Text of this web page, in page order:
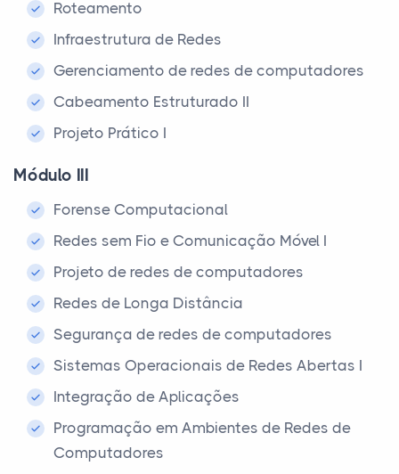
Roteamento
Infraestrutura de Redes
Gerenciamento de redes de computadores
Cabeamento Estruturado II
Projeto Prático I
Módulo III
Forense Computacional
Redes sem Fio e Comunicação Móvel I
Projeto de redes de computadores
Redes de Longa Distância
Segurança de redes de computadores
Sistemas Operacionais de Redes Abertas I
Integração de Aplicações
Programação em Ambientes de Redes de
Computadores